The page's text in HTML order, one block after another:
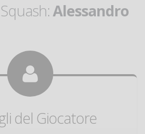
Alessandro
del Giocatore